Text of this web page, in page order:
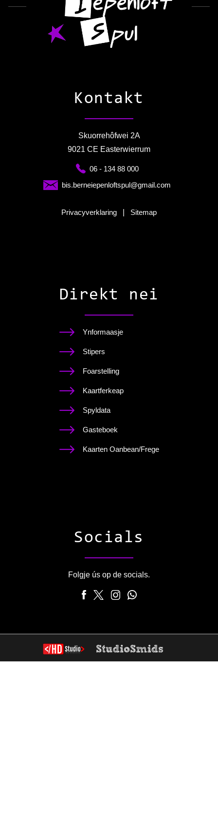
Kontakt
Skuorrehôfwei 2A
9021 CE Easterwierrum
06 - 134 88 000
bis.berneiepenloftspul@gmail.com
Privacyverklaring Sitemap
Direkt nei
Ynformaasje
Stipers
Foarstelling
Kaartferkeap
Spyldata
Gasteboek
Kaarten Oanbean/Frege
Socials
Folgje ús op de socials.